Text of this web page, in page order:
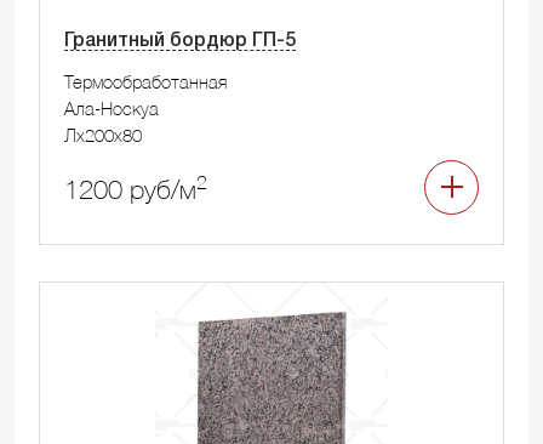
Гранитный бордюр ГП-5
Термообработанная
Ала-Носкуа
Лx200x80
1200 руб/м2